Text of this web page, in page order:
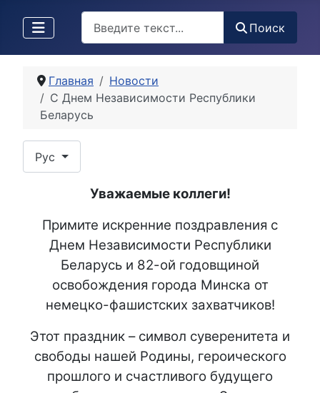
Поиск
Главная
Новости
С Днем Независимости Республики
Беларусь
Рус
Уважаемые коллеги!
Примите искренние поздравления с
Днем Независимости Республики
Беларусь и 82-ой годовщиной
освобождения города Минска от
немецко-фашистских захватчиков!
Этот праздник – символ суверенитета и
свободы нашей Родины, героического
прошлого и счастливого будущего